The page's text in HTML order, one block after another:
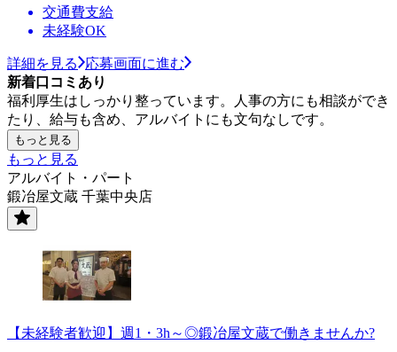
交通費支給
未経験OK
詳細を見る
応募画面に進む
新着口コミあり
福利厚生はしっかり整っています。人事の方にも相談ができ
たり、給与も含め、アルバイトにも文句なしです。
もっと見る
もっと見る
アルバイト・パート
鍛冶屋文蔵 千葉中央店
【未経験者歓迎】週1・3h～◎鍛冶屋文蔵で働きませんか?